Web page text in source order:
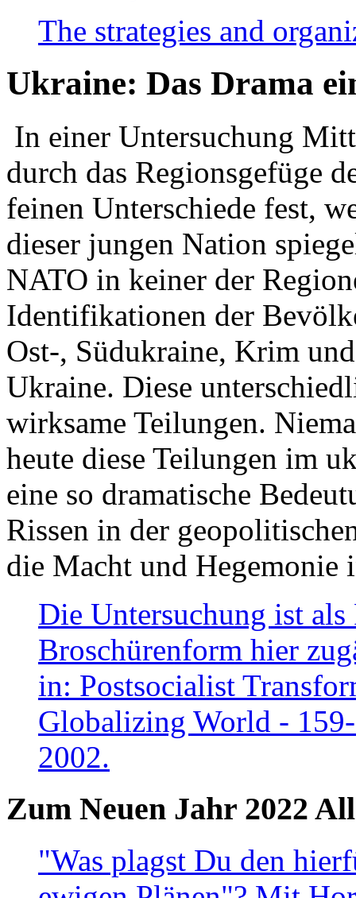
The strategies and
Ukraine: Das Drama
In einer Untersuchung
durch das Regionsgefüge
feinen Unterschiede fest,
dieser jungen Nation
NATO in keiner der
Identifikationen der
Ost-, Südukraine, Krim
Ukraine. Diese
wirksame Teilungen.
heute diese Teilungen im
eine so dramatische
Rissen in der
die Macht und Hegemonie
Die Untersuchung ist
Broschürenform hier
in: Postsocialist
Globalizing World -
2002.
Zum Neuen Jahr 2022
"Was plagst Du den